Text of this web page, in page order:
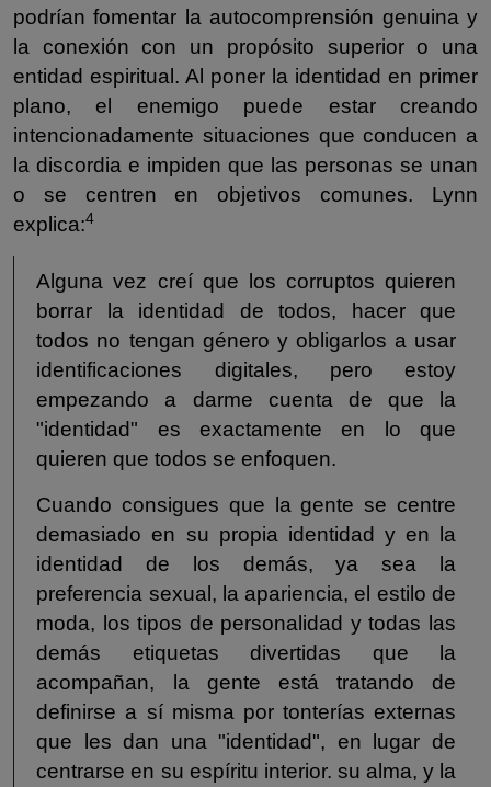
podrían fomentar la autocomprensión genuina y
la conexión con un propósito superior o una
entidad espiritual. Al poner la identidad en primer
plano, el enemigo puede estar creando
intencionadamente situaciones que conducen a
la discordia e impiden que las personas se unan
o se centren en objetivos comunes. Lynn
explica:4
Alguna vez creí que los corruptos quieren
borrar la identidad de todos, hacer que
todos no tengan género y obligarlos a usar
identificaciones digitales, pero estoy
empezando a darme cuenta de que la
"identidad" es exactamente en lo que
quieren que todos se enfoquen.
Cuando consigues que la gente se centre
demasiado en su propia identidad y en la
identidad de los demás, ya sea la
preferencia sexual, la apariencia, el estilo de
moda, los tipos de personalidad y todas las
demás etiquetas divertidas que la
acompañan, la gente está tratando de
definirse a sí misma por tonterías externas
que les dan una "identidad", en lugar de
centrarse en su espíritu interior. su alma, y la